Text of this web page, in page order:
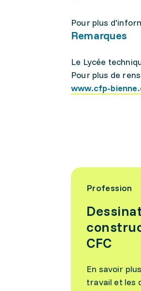
Pour plus
Remarques
Le Lycée
Pour plus de
www.cfp-
Profession
CFC
En savoir
travail et les